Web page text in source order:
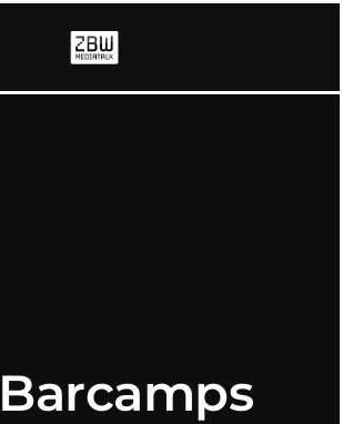
Barcamps